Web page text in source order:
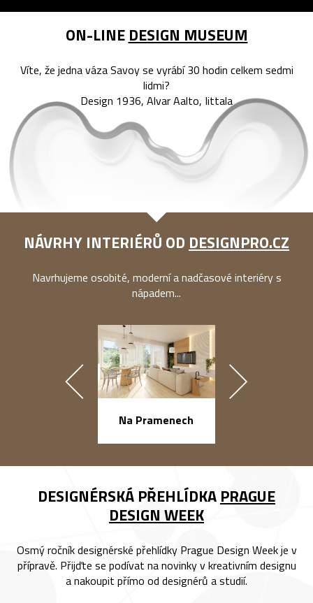
ON-LINE DESIGN MUSEUM
Víte, že jedna váza Savoy se vyrábí 30 hodin celkem sedmi
lidmi?
Design 1936, Alvar Aalto, Iittala
NÁVRHY INTERIÉRŮ OD DESIGNPRO.CZ
Navrhujeme osobité, moderní a nadčasové interiéry s
nápadem...
Na Pramenech
DESIGNÉRSKÁ PŘEHLÍDKA PRAGUE
DESIGN WEEK
Osmý ročník designérské přehlídky Prague Design Week je v
přípravě. Přijďte se podívat na novinky v kreativním designu
a nakoupit přímo od designérů a studií.